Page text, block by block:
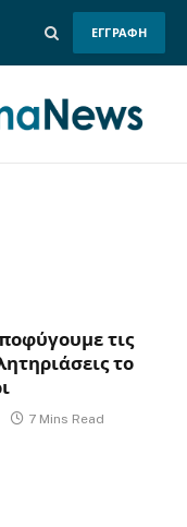
ΕΓΓΡΑΦΗ
τις
το
7 Mins Read